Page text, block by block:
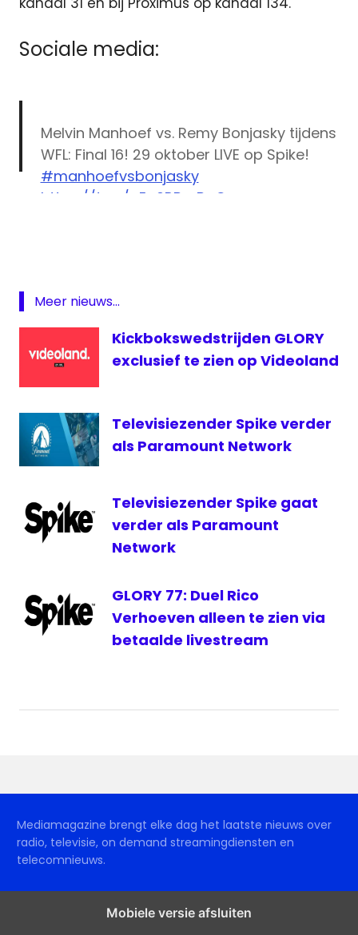
Sociale media:
Melvin Manhoef vs. Remy Bonjasky tijdens
WFL: Final 16! 29 oktober LIVE op Spike!
#manhoefvsbonjasky
https://t.co/gEp0RBmBqC
TV
Fighting
League
Meer nieuws...
Kickbokswedstrijden GLORY
exclusief te zien op Videoland
Televisiezender Spike verder
als Paramount Network
Televisiezender Spike gaat
verder als Paramount
Network
GLORY 77: Duel Rico
Verhoeven alleen te zien via
betaalde livestream
Mediamagazine brengt elke dag het laatste nieuws over
radio, televisie, on demand streamingdiensten en
telecomnieuws.
Mobiele versie afsluiten